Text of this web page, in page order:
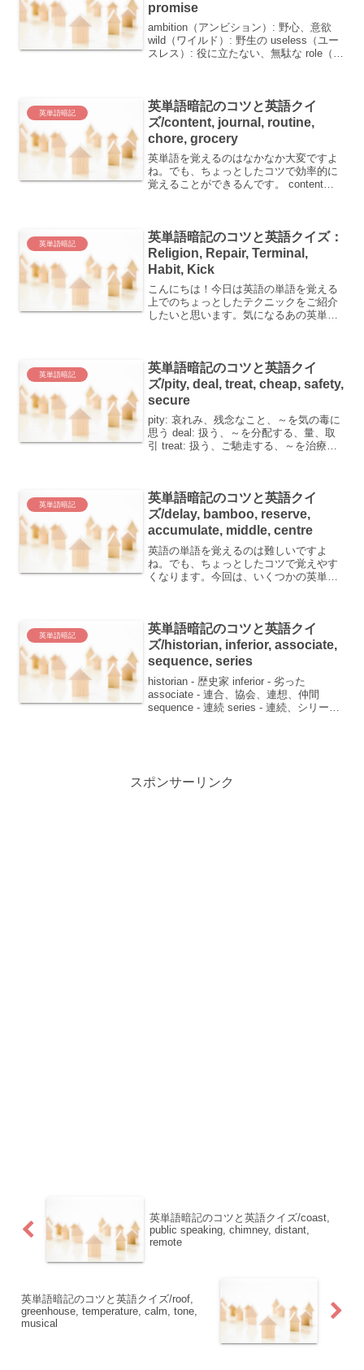
promise
ambition（アンビション）: 野心、意欲
wild（ワイルド）: 野生の useless（ユー
スレス）: 役に立たない、無駄な role（ロ
英単語暗記
英単語暗記のコツと英語クイ
ズ/content, journal, routine,
chore, grocery
英単語を覚えるのはなかなか大変ですよ
ね。でも、ちょっとしたコツで効率的に
覚えることができるんです。 content：
英単語暗記
英単語暗記のコツと英語クイズ：
Religion, Repair, Terminal,
Habit, Kick
こんにちは！今日は英語の単語を覚える
上でのちょっとしたテクニックをご紹介
したいと思います。気になるあの英単
す！今回取り上げるのは「rel...
英単語暗記
英単語暗記のコツと英語クイ
ズ/pity, deal, treat, cheap, safety,
secure
pity: 哀れみ、残念なこと、～を気の毒に
思う deal: 扱う、～を分配する、量、取
引 treat: 扱う、ご馳走する、～を治療す
英単語暗記
英単語暗記のコツと英語クイ
ズ/delay, bamboo, reserve,
accumulate, middle, centre
英語の単語を覚えるのは難しいですよ
ね。でも、ちょっとしたコツで覚えやす
くなります。今回は、いくつかの英単語
bamboo：竹 res...
英単語暗記
英単語暗記のコツと英語クイ
ズ/historian, inferior, associate,
sequence, series
historian - 歴史家 inferior - 劣った
associate - 連合、協会、連想、仲間
sequence - 連続 series - 連続、シリーズ
スポンサーリンク
英単語暗記のコツと英語クイズ/coast,
public speaking, chimney, distant,
remote
英単語暗記のコツと英語クイズ/roof,
greenhouse, temperature, calm, tone,
musical